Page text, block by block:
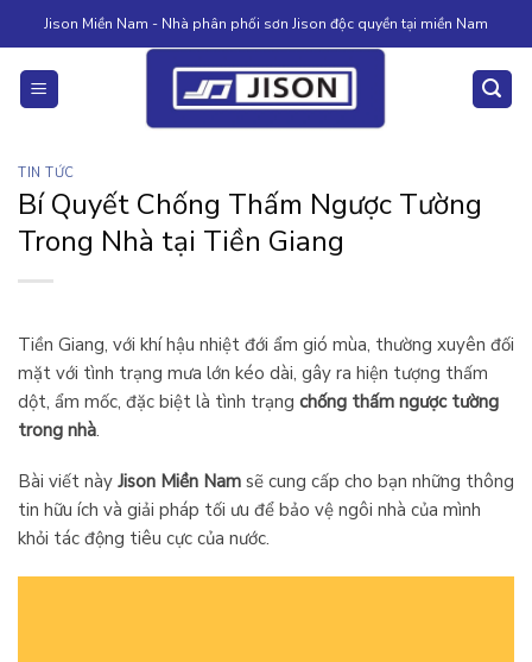
to
content
Jison Miền Nam - Nhà phân phối sơn Jison độc quyền tại miền Nam
TIN TỨC
Bí Quyết Chống Thấm Ngược Tường
Trong Nhà tại Tiền Giang
Tiền Giang, với khí hậu nhiệt đới ẩm gió mùa, thường xuyên đối
mặt với tình trạng mưa lớn kéo dài, gây ra hiện tượng thấm
dột, ẩm mốc, đặc biệt là tình trạng chống thấm ngược tường
trong nhà.
Bài viết này Jison Miền Nam sẽ cung cấp cho bạn những thông
tin hữu ích và giải pháp tối ưu để bảo vệ ngôi nhà của mình
khỏi tác động tiêu cực của nước.